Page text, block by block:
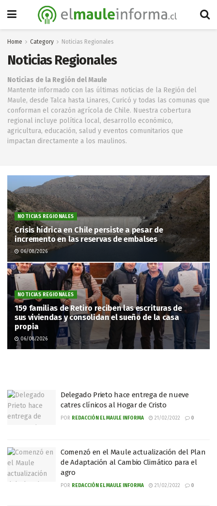
Home Category Noticias Regionales
Noticias Regionales
Noticias de la Región del Maule
Mantente informado con las últimas noticias de la Región del
Maule, desde Talca hasta Linares, Curicó y todas las comunas que
conforman el corazón agrícola de Chile. Nuestra cobertura
regional incluye política local, desarrollo económico,
agricultura, educación, salud y eventos comunitarios que
impactan directamente a los maulinos.
NOTICIAS REGIONALES
Crisis hídrica en Chile persiste a pesar de
incremento en las reservas de embalses
06/08/2026
NOTICIAS REGIONALES
159 familias de Retiro reciben las escrituras de
sus viviendas y consolidan el sueño de la casa
propia
06/08/2026
Delegado Prieto hace entrega de nueve
catres clínicos al Hogar de Cristo
POR REDACCIÓN EL MAULE INFORMA 21/02/2022 0
Comenzó en el Maule actualización del Plan
de Adaptación al Cambio Climático para el
agro
POR REDACCIÓN EL MAULE INFORMA 21/02/2022 0